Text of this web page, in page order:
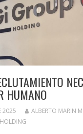
HUMANO
2025
ALBERTO MARIN